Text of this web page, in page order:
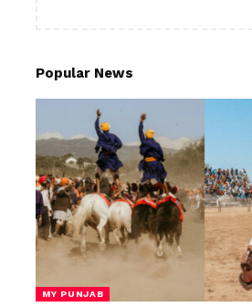
Popular News
MY PUNJAB